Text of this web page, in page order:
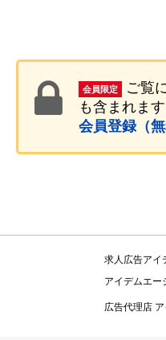
会員限定 ご覧
も含まれます
会員登録（無
求人広告アイ
アイデムエー
広告代理店